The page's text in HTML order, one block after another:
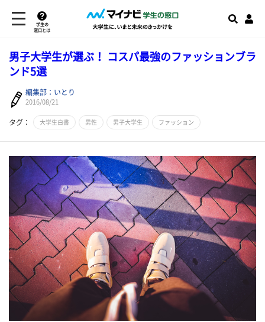
学生の
窓口とは
男子大学生が選ぶ！ コスパ最強のファッションブラ
ンド5選
編集部：いとり
2016/08/21
タグ： 大学生白書 男性 男子大学生 ファッション